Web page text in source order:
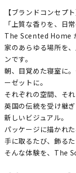
【ブランドコンセプト
「上質な香りを、日
The Scented Home
家のあらゆる場所を
ンです。
朝、目覚めた寝室に
ーゼットに。
それぞれの空間、そ
英国の伝統を受け継
新しいビジュアル。
パッケージに描かれ
手に取るたび、飾る
そんな体験を、The